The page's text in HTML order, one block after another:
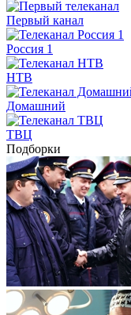
Первый канал
Россия 1
НТВ
Домашний
ТВЦ
Подборки